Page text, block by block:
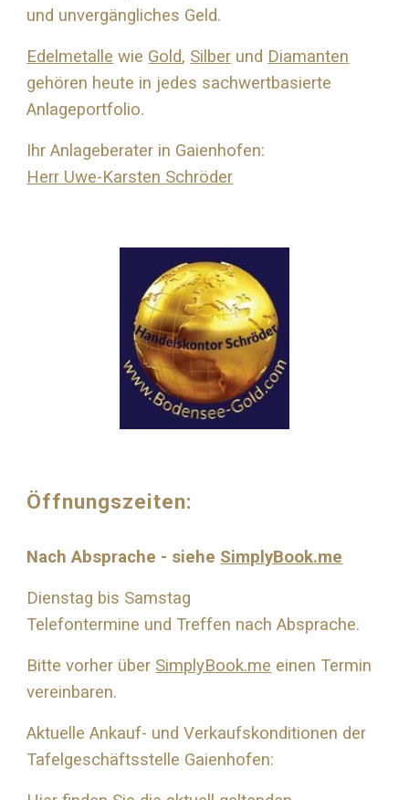
und unvergängliches Geld.
Edelmetalle wie Gold, Silber und Diamanten
gehören heute in jedes sachwertbasierte
Anlageportfolio.
Ihr Anlageberater in Gaienhofen:
Herr Uwe-Karsten Schröder
Öffnungszeiten:
Nach Absprache - siehe SimplyBook.me
Dienstag bis Samstag
Telefontermine und Treffen nach Absprache.
Bitte vorher über SimplyBook.me einen Termin
vereinbaren.
Aktuelle Ankauf- und Verkaufskonditionen der
Tafelgeschäftsstelle Gaienhofen: